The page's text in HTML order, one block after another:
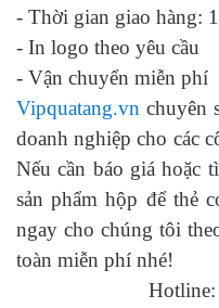
- Thời gian giao hàng: 1
- In logo theo yêu cầu
- Vận chuyển miễn phí
Vipquatang.vn chuyên
doanh nghiệp cho các
Nếu cần báo giá hoặc
sản phẩm hộp để thẻ
ngay cho chúng tôi
toàn miễn phí nhé!
Hotline: